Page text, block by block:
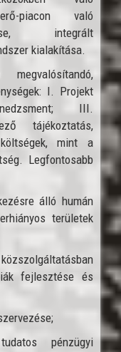
piacon való
integrált
kialakítása.
I. Projekt
III.
tájékoztatás,
mint a
Legfontosabb
álló humán
területek
fejlesztése és
pénzügyi